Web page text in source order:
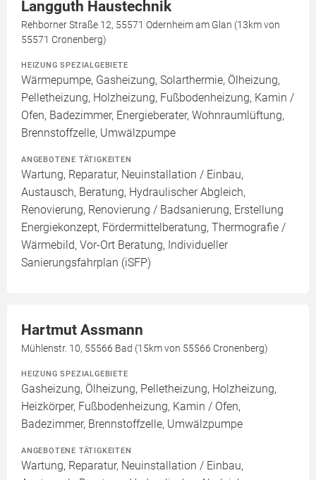
Langguth Haustechnik
Rehborner Straße 12, 55571 Odernheim am Glan (13km von
55571 Cronenberg)
HEIZUNG SPEZIALGEBIETE
Wärmepumpe, Gasheizung, Solarthermie, Ölheizung,
Pelletheizung, Holzheizung, Fußbodenheizung, Kamin /
Ofen, Badezimmer, Energieberater, Wohnraumlüftung,
Brennstoffzelle, Umwälzpumpe
ANGEBOTENE TÄTIGKEITEN
Wartung, Reparatur, Neuinstallation / Einbau,
Austausch, Beratung, Hydraulischer Abgleich,
Renovierung, Renovierung / Badsanierung, Erstellung
Energiekonzept, Fördermittelberatung, Thermografie /
Wärmebild, Vor-Ort Beratung, Individueller
Sanierungsfahrplan (iSFP)
Hartmut Assmann
Mühlenstr. 10, 55566 Bad (15km von 55566 Cronenberg)
HEIZUNG SPEZIALGEBIETE
Gasheizung, Ölheizung, Pelletheizung, Holzheizung,
Heizkörper, Fußbodenheizung, Kamin / Ofen,
Badezimmer, Brennstoffzelle, Umwälzpumpe
ANGEBOTENE TÄTIGKEITEN
Wartung, Reparatur, Neuinstallation / Einbau,